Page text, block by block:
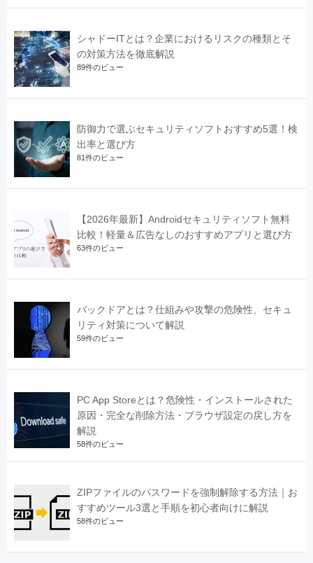
シャドーITとは？企業におけるリスクの種類とそ
の対策方法を徹底解説
89件のビュー
防御力で選ぶセキュリティソフトおすすめ5選！検
出率と選び方
81件のビュー
【2026年最新】Androidセキュリティソフト無料
比較！軽量＆広告なしのおすすめアプリと選び方
63件のビュー
バックドアとは？仕組みや攻撃の危険性、セキュ
リティ対策について解説
59件のビュー
PC App Storeとは？危険性・インストールされた
原因・完全な削除方法・ブラウザ設定の戻し方を
解説
58件のビュー
ZIPファイルのパスワードを強制解除する方法｜お
すすめツール3選と手順を初心者向けに解説
58件のビュー